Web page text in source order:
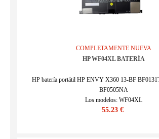
COMPLETAMENTE NUEVA
HP WF04XL BATERÍA
HP batería portátil HP ENVY X360 13-BF
BF0505NA
Los modelos: WF04XL
SKU : 24BA0228C269
55.23 €